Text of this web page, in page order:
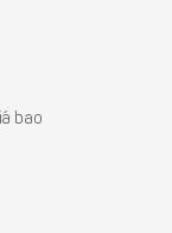
bao